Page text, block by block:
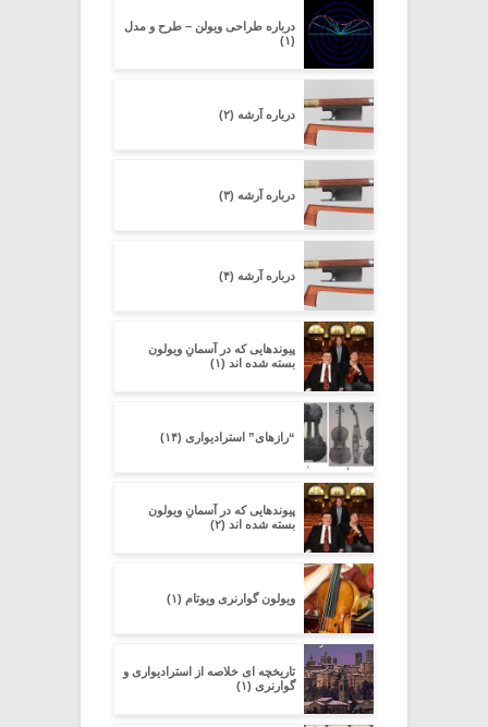
درباره طراحی ویولن – طرح و مدل
(۱)
درباره آرشه (۲)
درباره آرشه (۳)
درباره آرشه (۴)
پیوندهایی که در آسمانِ ویولون
بسته شده اند (۱)
“رازهای” استرادیواری (۱۴)
پیوندهایی که در آسمانِ ویولون
بسته شده اند (۲)
ویولون گوارنری ویوتام (۱)
تاریخچه ای خلاصه از استرادیواری و
گوارنری (۱)